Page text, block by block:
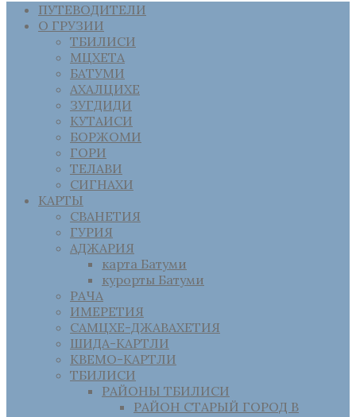
ПУТЕВОДИТЕЛИ
О ГРУЗИИ
ТБИЛИСИ
МЦХЕТА
БАТУМИ
АХАЛЦИХЕ
ЗУГДИДИ
КУТАИСИ
БОРЖОМИ
ГОРИ
ТЕЛАВИ
СИГНАХИ
КАРТЫ
СВАНЕТИЯ
ГУРИЯ
АДЖАРИЯ
карта Батуми
курорты Батуми
РАЧА
ИМЕРЕТИЯ
САМЦХЕ-ДЖАВАХЕТИЯ
ШИДА-КАРТЛИ
КВЕМО-КАРТЛИ
ТБИЛИСИ
РАЙОНЫ ТБИЛИСИ
РАЙОН СТАРЫЙ ГОРОД В